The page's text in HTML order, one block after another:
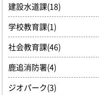
建設水道課(18)
学校教育課(1)
社会教育課(46)
鹿追消防署(4)
ジオパーク(3)